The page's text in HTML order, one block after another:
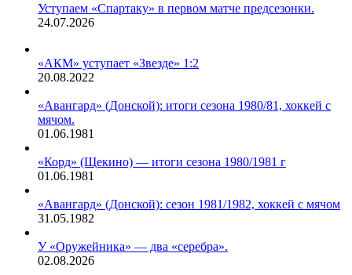
Уступаем «Спартаку» в первом матче предсезонки.
24.07.2026
«АКМ» уступает «Звезде» 1:2
20.08.2022
«Авангард» (Донской): итоги сезона 1980/81, хоккей с
мячом.
01.06.1981
«Корд» (Щекино) — итоги сезона 1980/1981 г
01.06.1981
«Авангард» (Донской): сезон 1981/1982, хоккей с мячом
31.05.1982
У «Оружейника» — два «серебра».
02.08.2026